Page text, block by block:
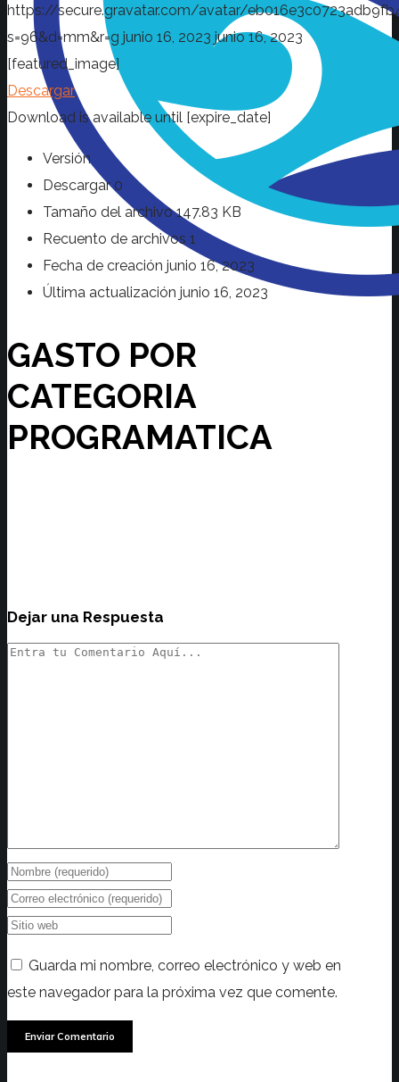
https://secure.gravatar.com/avatar/
s=96&d=mm&r=g junio 16, 2023 junio 16, 2023
[featured_image]
Descargar
Download is available until [expire_date]
Versión
Descargar0
Tamaño del archivo147.83 KB
Recuento de archivos 1
Fecha de creación junio 16, 2023
Última actualización junio 16, 2023
GASTO POR
CATEGORIA
PROGRAMATICA
Dejar una Respuesta
Guarda mi nombre, correo electrónico y web en
este navegador para la próxima vez que comente.